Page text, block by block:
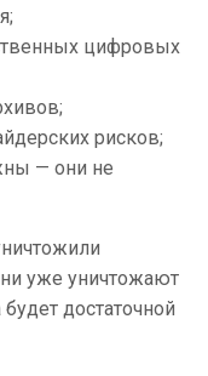
цифровых
рисков;
— они не
уже уничтожают
достаточной